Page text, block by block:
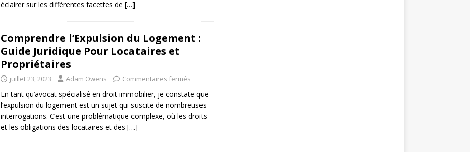
éclairer sur les différentes facettes de […]
Comprendre l’Expulsion du Logement :
Guide Juridique Pour Locataires et
Propriétaires
juillet 23, 2023 Adam Owens Commentaires fermés
En tant qu’avocat spécialisé en droit immobilier, je constate que
l’expulsion du logement est un sujet qui suscite de nombreuses
interrogations. C’est une problématique complexe, où les droits
et les obligations des locataires et des […]